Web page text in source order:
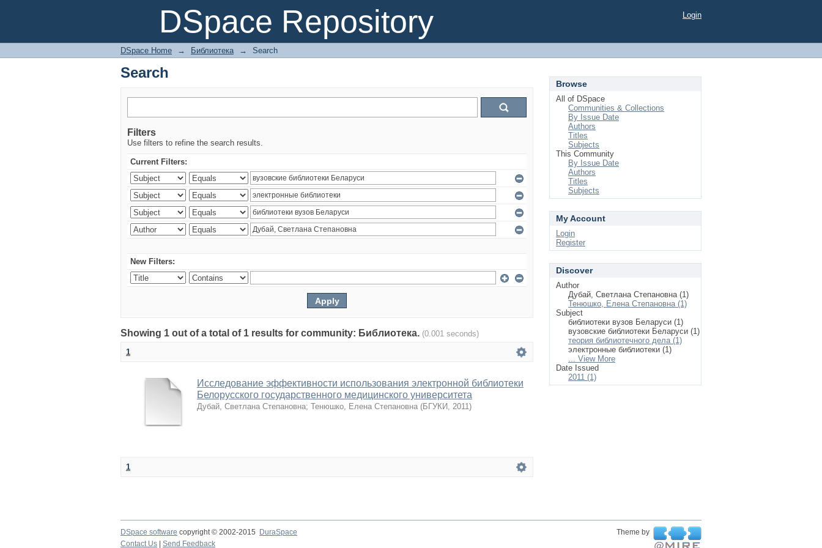
DSpace Repository
Search Login
DSpace Home → Библиотека → Search
Search
Filters
Use filters to refine the search results.
Current Filters:
New Filters:
Showing 1 out of a total of 1 results for community: Библиотека. (0.001 seconds)
1
Исследование эффективности использования электронной библиотеки
Белорусского государственного медицинского университета
Дубай, Светлана Степановна; Тенюшко, Елена Степановна (БГУКИ, 2011)
1
Browse
All of DSpace
Communities & Collections
By Issue Date
Authors
Titles
Subjects
This Community
By Issue Date
Authors
Titles
Subjects
My Account
Login
Register
Discover
Author
Дубай, Светлана Степановна (1)
Тенюшко, Елена Степановна (1)
Subject
библиотеки вузов Беларуси (1)
вузовские библиотеки Беларуси (1)
теория библиотечного дела (1)
электронные библиотеки (1)
... View More
Date Issued
2011 (1)
DSpace software copyright © 2002-2015 DuraSpace
Theme by
Contact Us
Send Feedback